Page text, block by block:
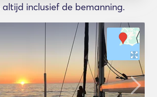
altijd inclusief de bemanning.